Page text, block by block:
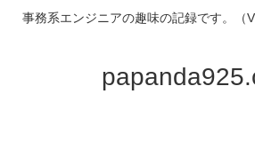
事務系エンジニアの趣味の記録です。（